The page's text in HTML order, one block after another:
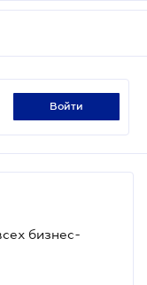
войти
бизнес-